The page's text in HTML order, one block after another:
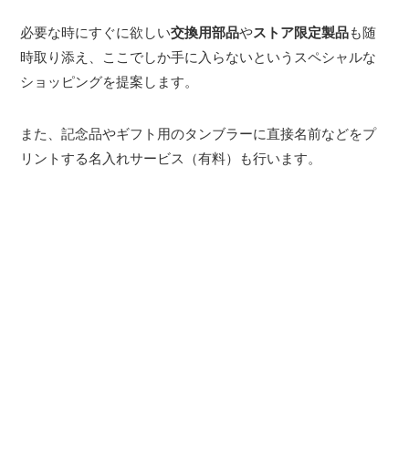
必要な時にすぐに欲しい交換用部品やストア限定製品も随
時取り添え、ここでしか手に入らないというスペシャルな
ショッピングを提案します。
また、記念品やギフト用のタンブラーに直接名前などをプ
リントする名入れサービス（有料）も行います。